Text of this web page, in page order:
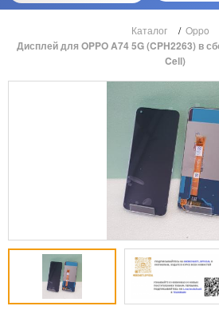
Каталог / Oppo
Дисплей для OPPO A74 5G (CPH2263) в
Cell)